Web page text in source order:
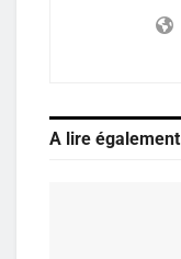
A lire également